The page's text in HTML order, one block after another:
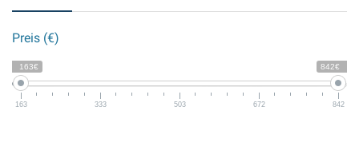
Preis (€)
163€ 842€
163 333 503 672 842